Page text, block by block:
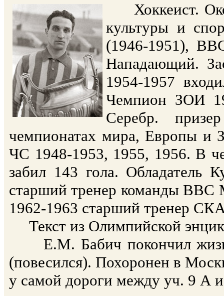
Хоккеист.
культуры и
(1946-1951),
Нападающий.
1954-1957
Чемпион ЗОИ
Серебр.
чемпионатах мира, Европы и
ЧС 1948-1953, 1955, 1956. В
забил 143 гола.
старший тренер команды
1962-1963 старший тренер
Текст из Олимпийской
Е.М. Бабич покончил
(повесился). Похоронен в
у самой дороги между уч. 9 А